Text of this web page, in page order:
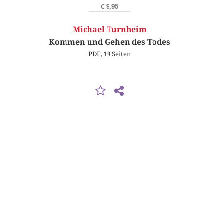
€ 9,95
Michael Turnheim
Kommen und Gehen des Todes
PDF, 19 Seiten